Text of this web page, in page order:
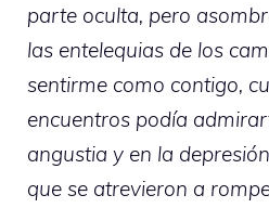
parte oculta, pero
las entelequias de los
sentirme como contigo,
encuentros podía
angustia y en la
que se atrevieron a